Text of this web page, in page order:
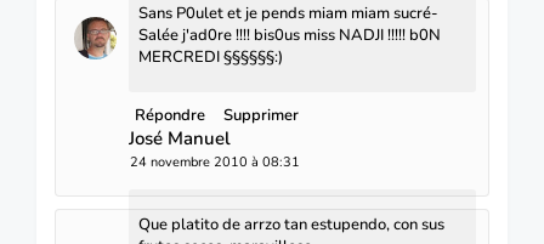
Sans P0ulet et je pends miam miam sucré-
Salée j'ad0re !!!! bis0us miss NADJI !!!!! b0N
MERCREDI §§§§§§:)
Répondre Supprimer
José Manuel
24 novembre 2010 à 08:31
Que platito de arrzo tan estupendo, con sus